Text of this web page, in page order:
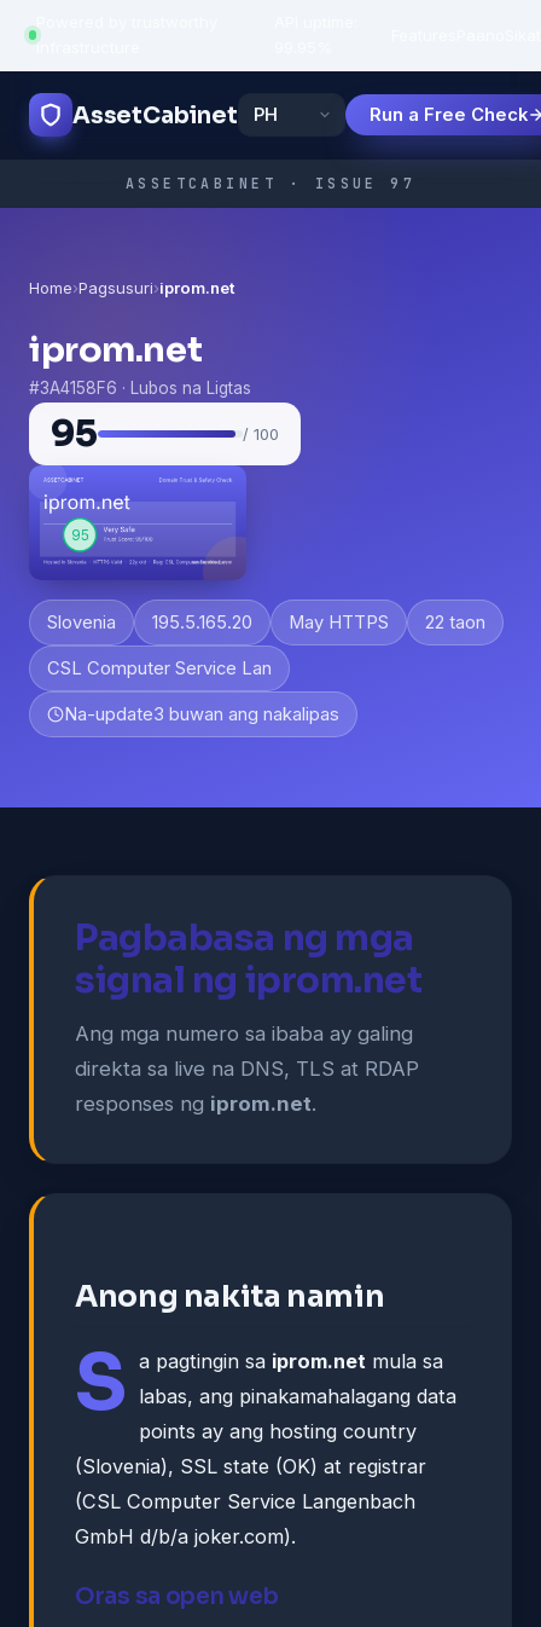
infrastructure
AssetCabinet Run a Free Check
ASSETCABINET · ISSUE 97
Home›Pagsusuri›iprom.net
iprom.net
#3A4158F6 · Lubos na Ligtas
95 / 100
Slovenia 195.5.165.20 May HTTPS 22 taon
CSL Computer Service Lan
Na-update3 buwan ang nakalipas
Pagbabasa ng mga
signal ng iprom.net
Ang mga numero sa ibaba ay galing
direkta sa live na DNS, TLS at RDAP
responses ng iprom.net.
Anong nakita namin
S a pagtingin sa iprom.net mula sa
labas, ang pinakamahalagang data
points ay ang hosting country
(Slovenia), SSL state (OK) at registrar
(CSL Computer Service Langenbach
GmbH d/b/a joker.com).
Oras sa open web